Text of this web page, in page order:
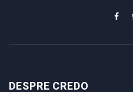
DESPRE CREDO